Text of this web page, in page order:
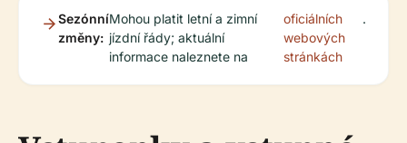
Sezónní
změny:
Mohou platit letní a zimní
jízdní řády; aktuální
informace naleznete na
oficiálních
webových
stránkách
.